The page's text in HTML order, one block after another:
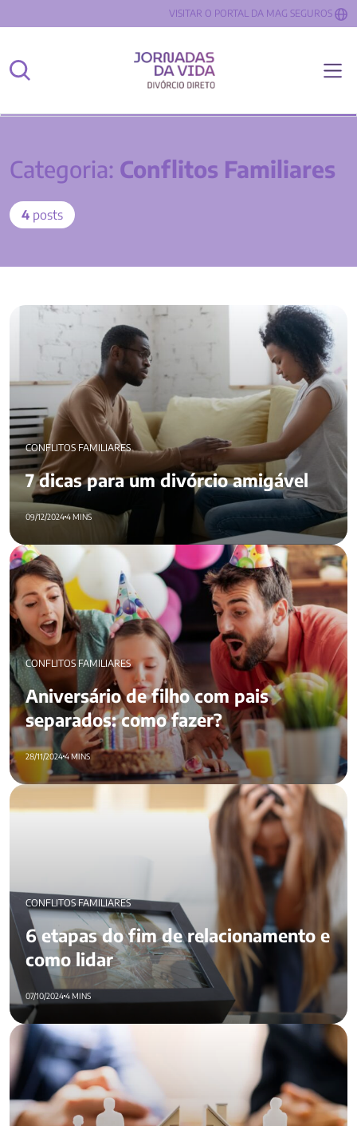
VISITAR O PORTAL DA MAG SEGUROS
Categoria: Conflitos Familiares
4 posts
7 dicas para um divórcio amigável
CONFLITOS FAMILIARES
7 dicas para um divórcio amigável
09/12/20244 MINS
Aniversário de filho com pais separados: como fazer?
CONFLITOS FAMILIARES
Aniversário de filho com pais
separados: como fazer?
28/11/20244 MINS
6 etapas do fim de relacionamento e como lidar
CONFLITOS FAMILIARES
6 etapas do fim de relacionamento e
como lidar
07/10/20244 MINS
Seus 5 principais direitos no divórcio